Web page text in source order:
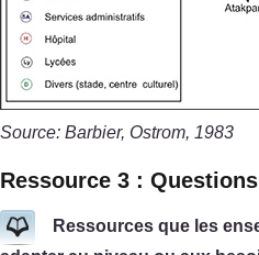
Source: Barbier, Ostrom, 1983
Ressource 3 :
Ressources que les